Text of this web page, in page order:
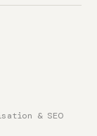
& SEO